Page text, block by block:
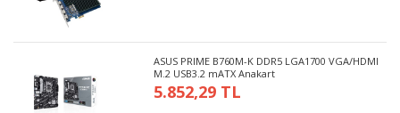
ASUS PRIME B760M-K DDR5 LGA1700 VGA/HDMI
M.2 USB3.2 mATX Anakart
5.852,29 TL